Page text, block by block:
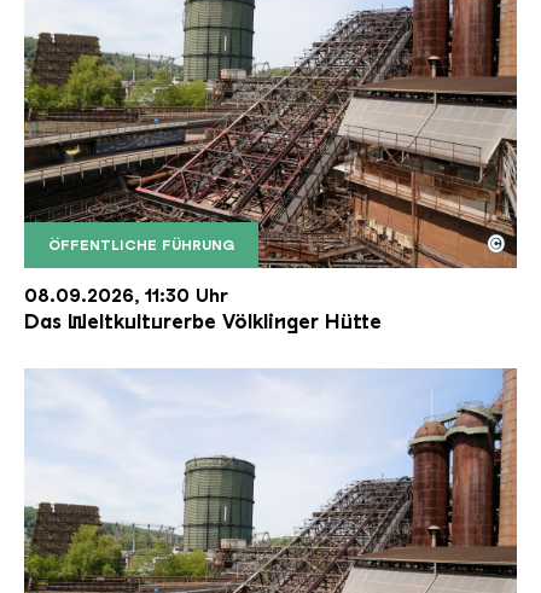
ÖFFENTLICHE FÜHRUNG
Der Erzschrägaufzug der Völklinger Hütte mit
Copyright: Weltkulturerbe Völklinger Hütte | Karl
©
08.09.2026, 11:30 Uhr
Das Weltkulturerbe Völklinger Hütte